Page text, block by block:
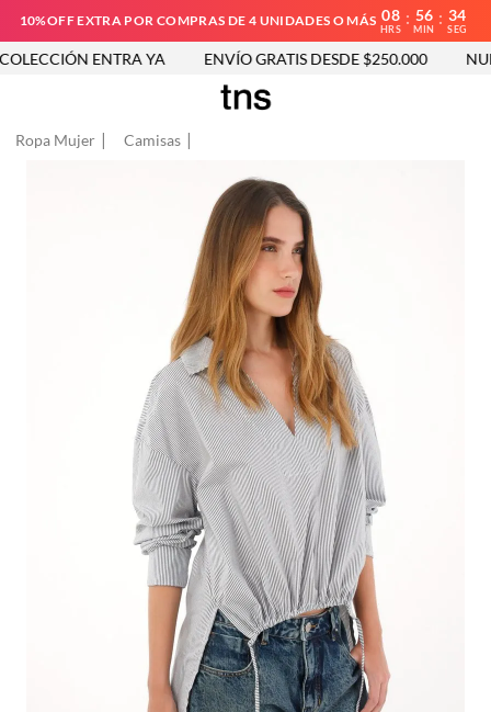
10%OFF EXTRA POR COMPRAS DE 4 UNIDADES O MÁS 08
HRS
: 56
MIN
: 33
SEG
ENTRA YA ENVÍO GRATIS DESDE $250.000
Ropa Mujer Camisas